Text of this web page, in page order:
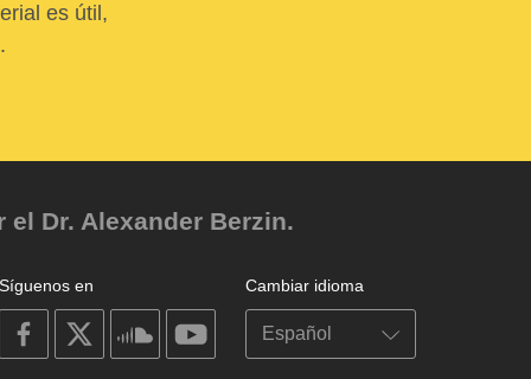
es útil,
Dr. Alexander Berzin.
Cambiar idioma
Síguenos en
on
facebook
soundcloudyoutube